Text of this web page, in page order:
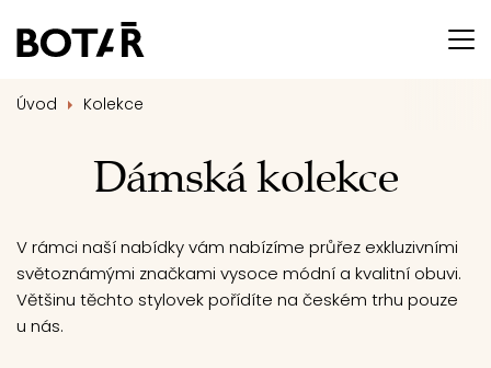
Úvod Kolekce
Dámská kolekce
V rámci naší nabídky vám nabízíme průřez exkluzivními
světoznámými značkami vysoce módní a kvalitní obuvi.
Většinu těchto stylovek pořídíte na českém trhu pouze
u nás.